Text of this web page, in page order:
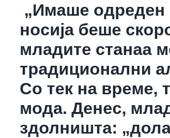
„Имаше одреден
носија беше
младите станаа
традиционални
Со тек на време,
мода. Денес,
здолништа: